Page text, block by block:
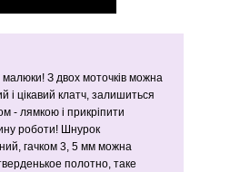
малюки! З двох моточків можна
і цікавий клатч, залишиться
- лямкою і прикріпити
роботи! Шнурок
гачком 3, 5 мм можна
полотно, таке